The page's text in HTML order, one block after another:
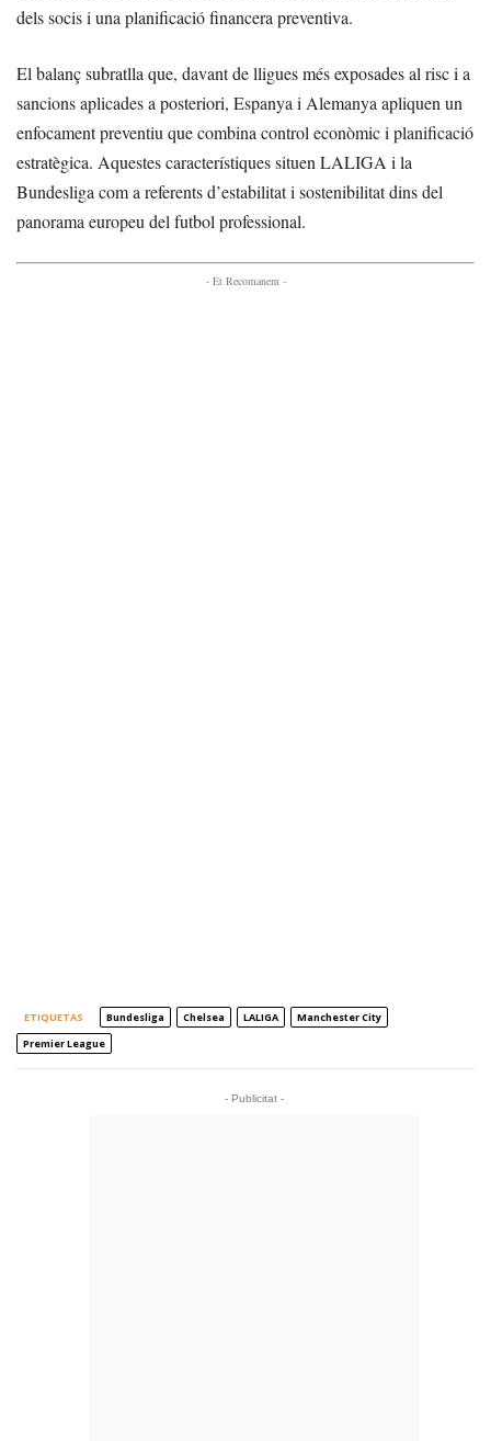
dels socis i una planificació financera preventiva.
El balanç subratlla que, davant de lligues més exposades al risc i a
sancions aplicades a posteriori, Espanya i Alemanya apliquen un
enfocament preventiu que combina control econòmic i planificació
estratègica. Aquestes característiques situen LALIGA i la
Bundesliga com a referents d’estabilitat i sostenibilitat dins del
panorama europeu del futbol professional.
- Et Recomanem -
ETIQUETAS Bundesliga Chelsea LALIGA
Manchester City
Premier League
- Publicitat -